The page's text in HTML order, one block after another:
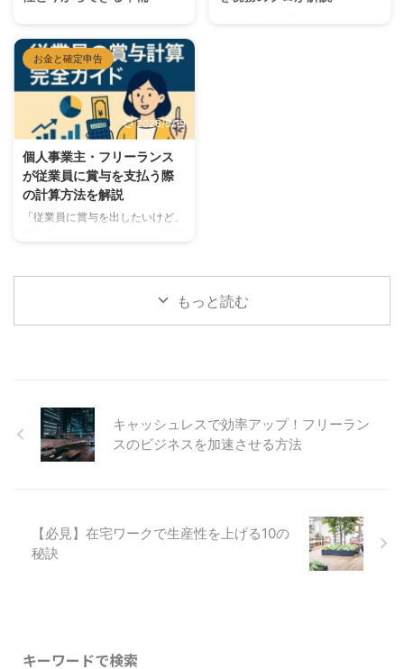
2026年5月時点の情報に基づいて
います。税制は改正されることが
あるため、実際の判断は国税庁 ...
令和8年度（2026年度）税制改正
大綱の内容に基づいています。税
制改正大綱は政府の方針を示すも
のであり、国会での審議・成立を
経て正式に法律となります。内容
が変更される可能性があることを
庁ウェブサイトや税理士にご確認
ください。 令和8年度（2026年
度）税制改正大綱により、青色申
告特別控除制度の大幅な見直しが
確定申告サポー ...
お金と確定申告
2026/5/19
個人事業主・フリーランス
が従業員に賞与を支払う際
の計算方法を解説
「従業員に賞与を出したいけど、
従業員を雇用する個人事業主やフ
リーランスの方にとって、賞与
す。 本記事では、個人事業主や
フリーランスが従業員に賞与を支
給する際の計算方法を、専門知識
もっと読む
キャッシュレスで効率アップ！フリーラン
スのビジネスを加速させる方法
【必見】在宅ワークで生産性を上げる10の
秘訣
キーワードで検索